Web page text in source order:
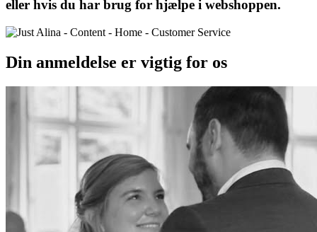
eller hvis du har brug for hjælpe i webshoppen.
Din anmeldelse er vigtig for os